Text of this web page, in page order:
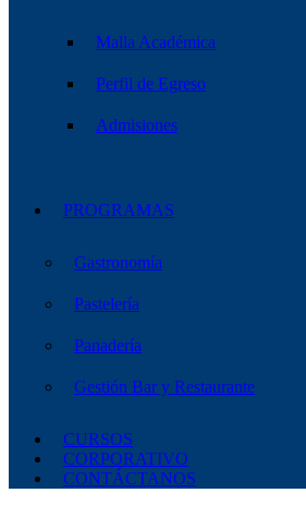
Malla Académica
Perfil de Egreso
Admisiones
PROGRAMAS
Gastronomía
Pastelería
Panadería
Gestión Bar y Restaurante
CURSOS
CORPORATIVO
CONTÁCTANOS